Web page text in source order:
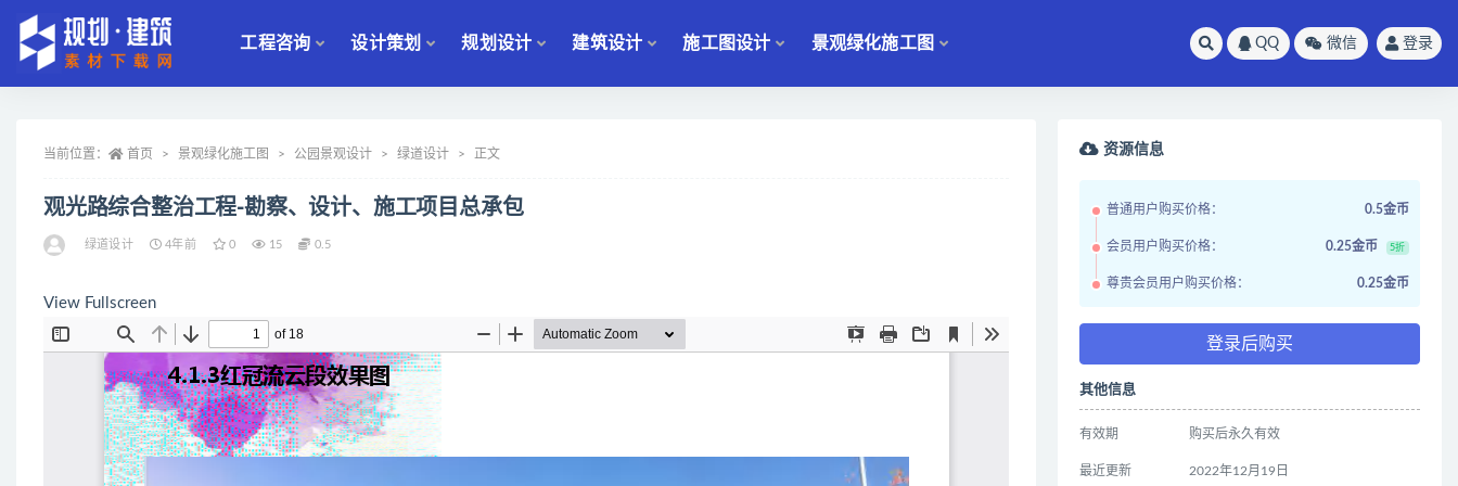
工程咨询 设计策划 规划设计 建筑设计 施工图设计 景观绿化施工图 QQ 微信 登录
当前位置： 首页 景观绿化施工图 公园景观设计 绿道设计 正文
观光路综合整治工程-勘察、设计、施工项目总承包
绿道设计 4年前 0 15 0.5
View Fullscreen
资源信息
普通用户购买价格： 0.5金币
会员用户购买价格： 0.25金币 5折
尊贵会员用户购买价格： 0.25金币
登录后购买
其他信息
有效期 购买后永久有效
最近更新 2022年12月19日